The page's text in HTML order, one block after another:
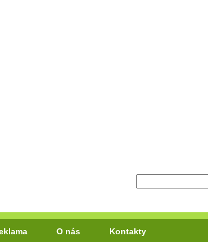
O nás Kontakty